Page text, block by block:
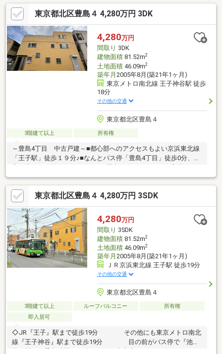
の制限あり）■周辺は閑静な住宅街かつ緑の多い住環境■池袋・赤
羽方面へバス移動可能■2階・3階に庇を追加設置■北区立豊島図書
館 徒歩約1分(約20ｍ) ～物件の詳細は大成有楽不動産販売 池袋
センターまで【０１２０－９５８－９７０】～
東京都北区豊島４ 4,280万円 3DK
4,280万円
間取り 3DK
建物面積81.52m2
土地面積46.09m2
築年月 2005年8月(築21年1ヶ月)
東京メトロ南北線 王子神谷駅 徒歩
18分
その他の交通
東京都北区豊島４
3階建て以上 所有権
～豊島4丁目 中古戸建～■都心部へのアクセスもよい京浜東北線
「王子駅」徒歩１９分♪■なんとバス停「豊島4丁目」徒歩0分、お
日々の洗濯物からBBQ、お子様のプールなど様々活用できます！
夜は星空を眺めながら過ごしていただけます♪ホームプラザでは、
不動産売買にも精通した経験豊富な「家計のホームドクター」不
動産FPがお客様の様々なお家購入のご不安、お悩み、ご相談に無
料にて対応いたします。
東京都北区豊島４ 4,280万円 3SDK
4,280万円
間取り 3SDK
建物面積81.52m2
土地面積46.09m2
築年月 2005年8月(築21年1ヶ月)
ＪＲ京浜東北線 王子駅 徒歩19分
その他の交通
東京都北区豊島４
3階建て以上 ルーフバルコニー
所有権
即入居可
◇JR『王子』駅まで徒歩19分 その他にも東京メトロ南北
線『王子神谷』駅まで徒歩19分 目の前がバス停で『池